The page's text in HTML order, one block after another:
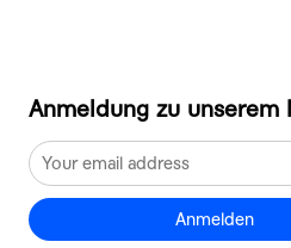
Anmeldung zu unserem
Anmelden